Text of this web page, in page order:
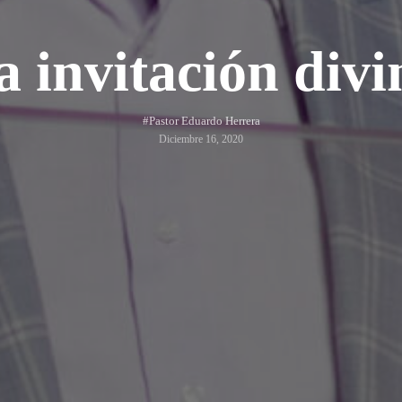
invitación
#Pastor Eduardo Herrera
Diciembre 16, 2020